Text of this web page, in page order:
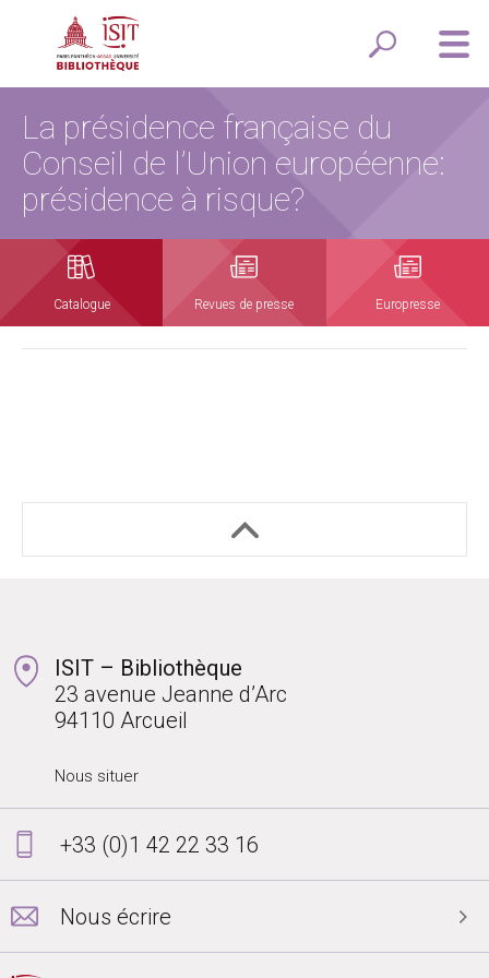
La présidence française du
Conseil de l’Union européenne:
présidence à risque?
Catalogue Revues de presse Europresse
ISIT – Bibliothèque
23 avenue Jeanne d’Arc
94110 Arcueil
Nous situer
+33 (0)1 42 22 33 16
Nous écrire